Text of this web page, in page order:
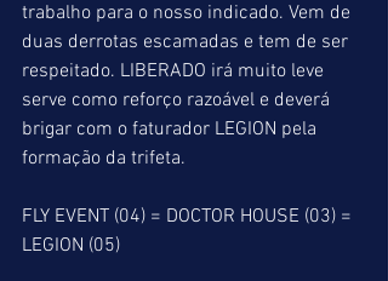
trabalho para o nosso indicado. Vem de
duas derrotas escamadas e tem de ser
respeitado. LIBERADO irá muito leve
serve como reforço razoável e deverá
brigar com o faturador LEGION pela
formação da trifeta.
FLY EVENT (04) = DOCTOR HOUSE (03) =
LEGION (05)